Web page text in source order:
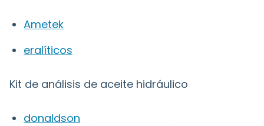
Ametek
eralíticos
Kit de análisis de aceite hidráulico
donaldson